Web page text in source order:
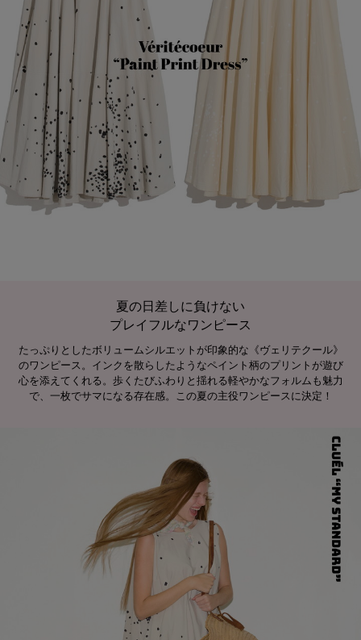
夏の日差しに負けない
プレイフルなワンピース
たっぷりとしたボリュームシルエットが印象的な《ヴェリテクール》
のワンピース。インクを散らしたようなペイント柄のプリントが遊び
心を添えてくれる。歩くたびふわりと揺れる軽やかなフォルムも魅力
で、一枚でサマになる存在感。この夏の主役ワンピースに決定！